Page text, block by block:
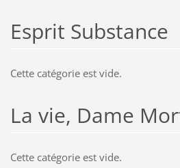
Esprit Substance
Cette catégorie est vide.
La vie, Dame
Cette catégorie est vide.